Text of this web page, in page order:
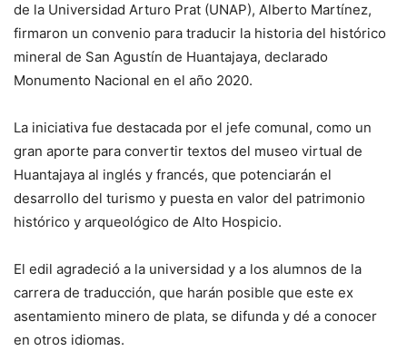
de la Universidad Arturo Prat (UNAP), Alberto Martínez,
firmaron un convenio para traducir la historia del histórico
mineral de San Agustín de Huantajaya, declarado
Monumento Nacional en el año 2020.
La iniciativa fue destacada por el jefe comunal, como un
gran aporte para convertir textos del museo virtual de
Huantajaya al inglés y francés, que potenciarán el
desarrollo del turismo y puesta en valor del patrimonio
histórico y arqueológico de Alto Hospicio.
El edil agradeció a la universidad y a los alumnos de la
carrera de traducción, que harán posible que este ex
asentamiento minero de plata, se difunda y dé a conocer
en otros idiomas.